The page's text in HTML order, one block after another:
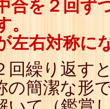
合を２回ず
。
左右対称に
回繰り返す
の簡潔な形